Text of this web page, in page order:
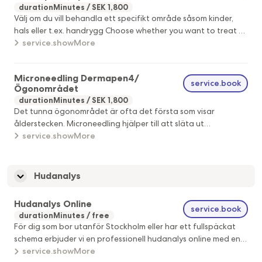
durationMinutes SEK 1,800
Välj om du vill behandla ett specifikt område såsom kinder,
hals eller t.ex. handrygg Choose whether you want to treat a
specific area such as the cheeks, neck, or for example, the
service.showMore
Microneedling Dermapen4/
Ögonområdet
durationMinutes SEK 1,800
service.book
Det tunna ögonområdet är ofta det första som visar
ålderstecken. Microneedling hjälper till att släta ut
kråksparkar och fina linjer genom att förbättra hudens
förbättra hudens struktur och spänst. The delicate eye area
is often the first to show signs of aging. Microneedling helps
elasticity and plumpness over time. By stimulating cell renewal,
it can also reduce dark circles and enhance the skin’s texture
and firmness.
service.showMore
Hudanalys
Hudanalys Online
durationMinutes free
service.book
För dig som bor utanför Stockholm eller har ett fullspäckat
schema erbjuder vi en professionell hudanalys online med en
av våra erfarna hudterapeuter. Tjänsten passar dig som
service.showMore